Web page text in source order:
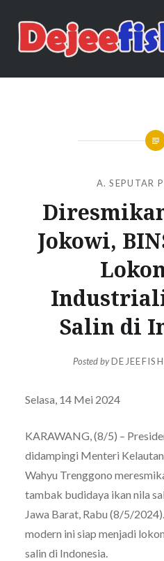
content
DEJEEFISH |
A. SEPUTAR
Jokowi,
Salin di
Posted byDEJEEFISH
Selasa, 14 Mei 2024
KARAWANG, (8/5) –
didampingi Menteri
Wahyu Trenggono
tambak budidaya ikan nila
Jawa Barat, Rabu (8/5/
modern ini siap menjadi
salin di Indonesia.